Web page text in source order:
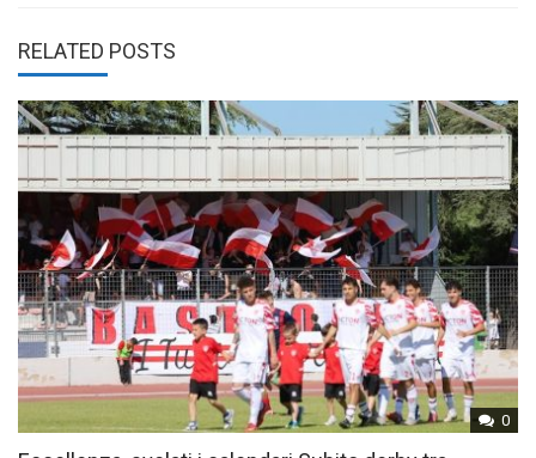
RELATED POSTS
0